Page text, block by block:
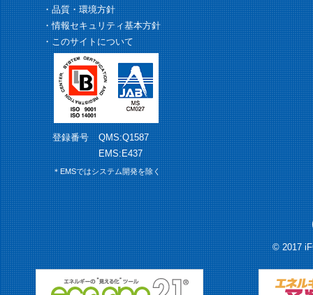
・品質・環境方針
・情報セキュリティ基本方針
・このサイトについて
登録番号
QMS:Q1587
EMS:E437
＊EMSではシステム開発を除く
© 2017